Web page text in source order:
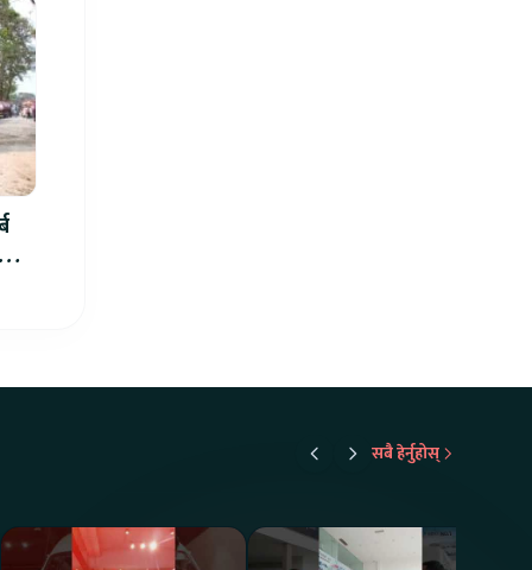
सबै हेर्नुहोस्